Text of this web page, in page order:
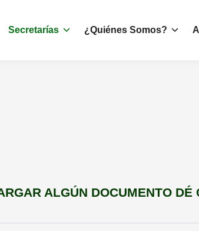
Secretarías ¿Quiénes Somos?
ALGÚN DOCUMENTO